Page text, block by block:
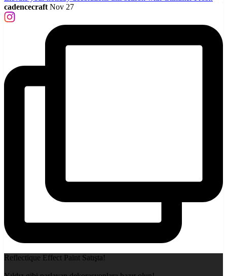
cadencecraft Nov 27
Reflectique Effect Paint Satışta!